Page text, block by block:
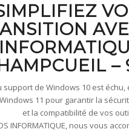
–
support de Windows 10 est échu,
11 pour garantir la
et la compatibilité de vos
INFORMATIQUE, nous vous